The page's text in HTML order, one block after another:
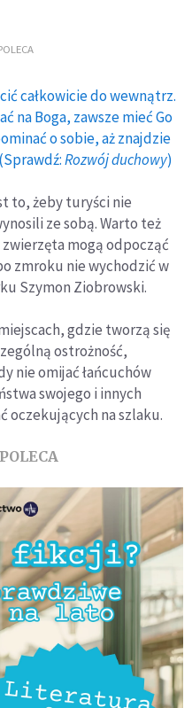
całkowicie do wewnątrz.
na Boga, zawsze mieć Go
o sobie, aż znajdzie
Rozwój duchowy)
to, żeby turyści nie
ze sobą. Warto też
mogą odpocząć
zmroku nie wychodzić w
Szymon Ziobrowski.
gdzie tworzą się
ostrożność,
nie omijać łańcuchów
swojego i innych
oczekujących na szlaku.